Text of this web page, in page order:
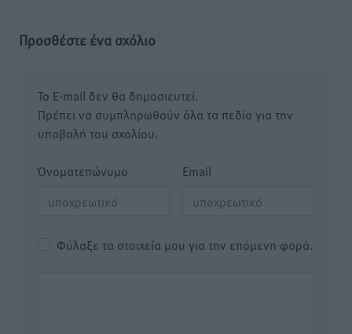
Προσθέστε ένα σχόλιο
Το E-mail δεν θα δημοσιευτεί.
Πρέπει να συμπληρωθούν όλα τα πεδία για την
υποβολή του σχολίου.
Όνοματεπώνυμο Email
Φύλαξε τα στοιχεία μου για την επόμενη φορά.